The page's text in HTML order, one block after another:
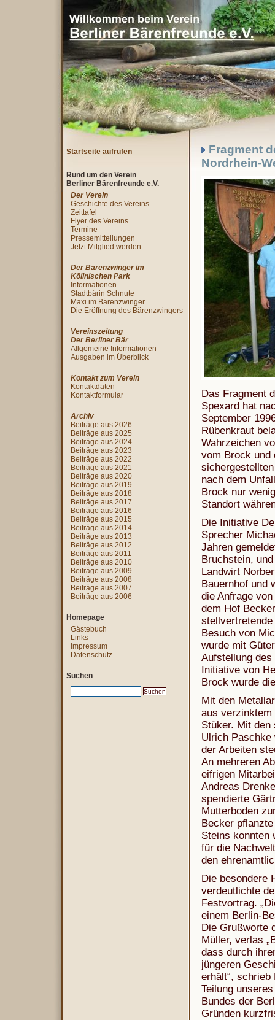
Fragment
Nordrhein-
Das Fragment
Spexard hat
September
Rübenkraut
Wahrzeichen
vom Brock und
nach dem
Brock nur
Standort
Die Initiative
Sprecher
Jahren
Bruchstein,
Landwirt
Bauernhof und
die Anfrage
dem Hof
Besuch von
wurde mit
Aufstellung
Initiative von
Brock wurde
Mit den
aus verzinktem
Stüker. Mit
Ulrich Paschke
der Arbeiten
An mehreren
eifrigen
Andreas
spendierte
Mutterboden
Becker
Steins konnten
für die
den
Die besondere
verdeutlichte
Festvortrag.
einem Berlin-
Die Grußworte
Müller, verlas
dass durch
jüngeren
erhält“, schrieb
Teilung
Bundes der
Gründen
Startseite aufrufen
Rund um den Verein
Berliner Bärenfreunde e.V.
Der Verein
Geschichte des Vereins
Zeittafel
Flyer des Vereins
Termine
Pressemitteilungen
Jetzt Mitglied werden
Der Bärenzwinger im
Köllnischen Park
Informationen
Stadtbärin Schnute
Maxi im Bärenzwinger
Die Eröffnung des Bärenzwingers
Vereinszeitung
Der Berliner Bär
Allgemeine Informationen
Ausgaben im Überblick
Kontakt zum Verein
Kontaktdaten
Kontaktformular
Archiv
Beiträge aus 2026
Beiträge aus 2025
Beiträge aus 2024
Beiträge aus 2023
Beiträge aus 2022
Beiträge aus 2021
Beiträge aus 2020
Beiträge aus 2019
Beiträge aus 2018
Beiträge aus 2017
Beiträge aus 2016
Beiträge aus 2015
Beiträge aus 2014
Beiträge aus 2013
Beiträge aus 2012
Beiträge aus 2011
Beiträge aus 2010
Beiträge aus 2009
Beiträge aus 2008
Beiträge aus 2007
Beiträge aus 2006
Homepage
Gästebuch
Links
Impressum
Datenschutz
Suchen